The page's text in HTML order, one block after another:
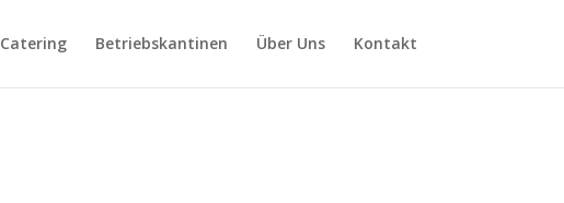
Catering Betriebskantinen Über Uns Kontakt